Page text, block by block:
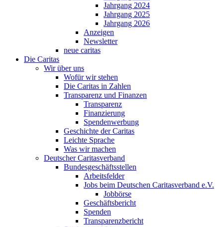
Jahrgang 2024
Jahrgang 2025
Jahrgang 2026
Anzeigen
Newsletter
neue caritas
Die Caritas
Wir über uns
Wofür wir stehen
Die Caritas in Zahlen
Transparenz und Finanzen
Transparenz
Finanzierung
Spendenwerbung
Geschichte der Caritas
Leichte Sprache
Was wir machen
Deutscher Caritasverband
Bundesgeschäftsstellen
Arbeitsfelder
Jobs beim Deutschen Caritasverband e.V.
Jobbörse
Geschäftsbericht
Spenden
Transparenzbericht